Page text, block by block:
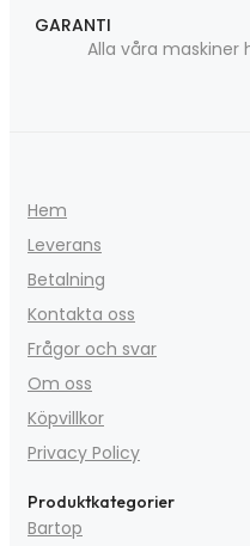
GARANTI
Alla våra maskiner
Hem
Leverans
Betalning
Kontakta oss
Frågor och svar
Om oss
Köpvillkor
Privacy Policy
Produktkategorier
Bartop